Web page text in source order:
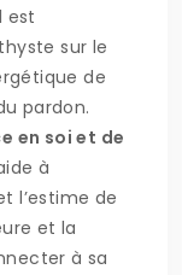
est
sur le
de
pardon.
en soi et de
à
l’estime de
et la
à sa